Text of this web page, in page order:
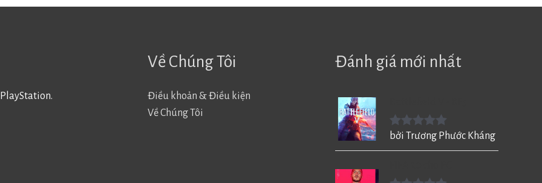
Về Chúng Tôi
Điều khoản & Điều kiện
Về Chúng Tôi
Đánh giá mới nhất
Được xếp
bởi Trương Phước Kháng